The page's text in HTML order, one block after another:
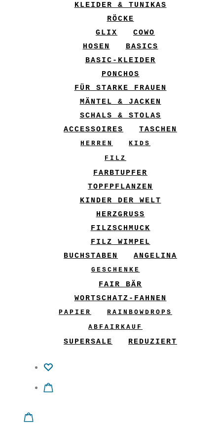
KLEIDER & TUNIKAS
RÖCKE
GLIX
COWO
HOSEN
BASICS
BASIC-KLEIDER
PONCHOS
FÜR STARKE FRAUEN
MÄNTEL & JACKEN
SCHALS & STOLAS
ACCESSOIRES
TASCHEN
HERREN
KIDS
FILZ
FARBTUPFER
TOPFPFLANZEN
KINDER DER WELT
HERZGRUSS
FILZSCHMUCK
FILZ WIMPEL
BUCHSTABEN
ANGELINA
GESCHENKE
FAIR BÄR
WORTSCHATZ-FAHNEN
PAPIER
RAINBOWDROPS
ABFAIRKAUF
SUPERSALE REDUZIERT